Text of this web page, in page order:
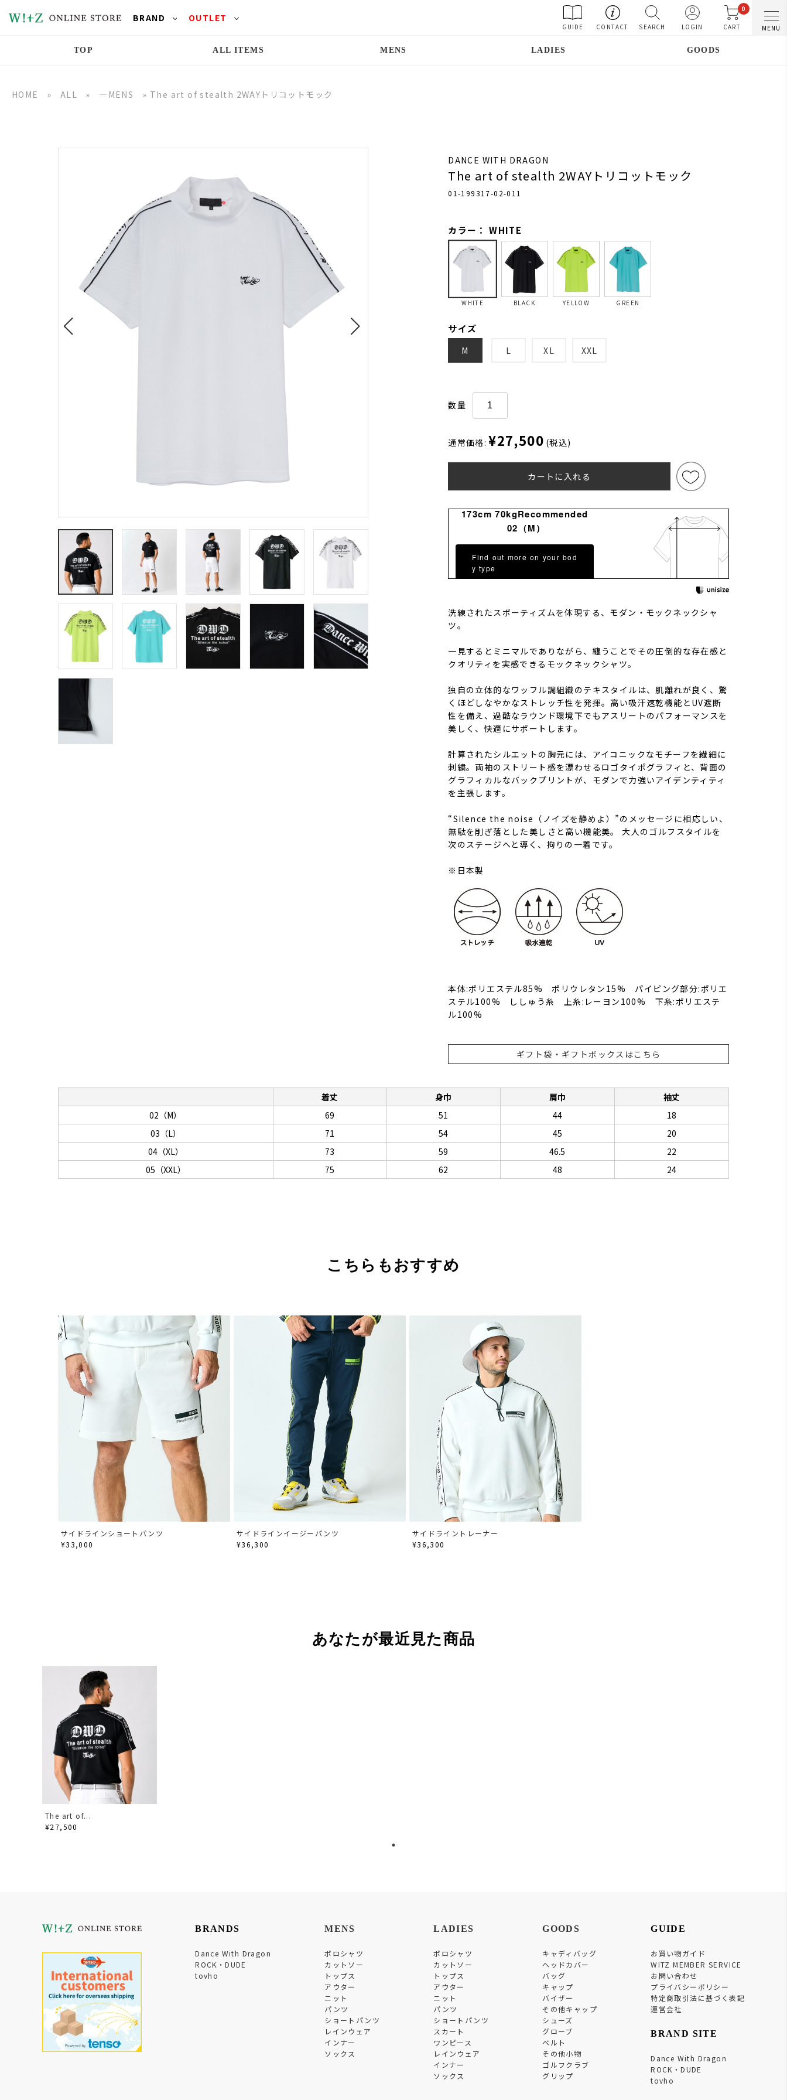
BRAND OUTLET
GUIDE CONTACT SEARCH LOGIN
0
CART MENU
TOP ALL ITEMS MENS LADIES GOODS
HOME » ALL » ―MENS » The art of stealth 2WAYトリコットモック
DANCE WITH DRAGON
The art of stealth 2WAYトリコットモック
01-199317-02-011
カラー： WHITE
WHITE BLACK YELLOW GREEN
サイズ
M L XL XXL
数量
通常価格: ¥27,500 (税込)
カートに入れる
173cm 70kgRecommended
02（M）
Find out more on your bod
y type
洗練されたスポーティズムを体現する、モダン・モックネックシャ
ツ。
一見するとミニマルでありながら、纏うことでその圧倒的な存在感と
クオリティを実感できるモックネックシャツ。
独自の立体的なワッフル調組織のテキスタイルは、肌離れが良く、驚
くほどしなやかなストレッチ性を発揮。高い吸汗速乾機能とUV遮断
性を備え、過酷なラウンド環境下でもアスリートのパフォーマンスを
美しく、快適にサポートします。
計算されたシルエットの胸元には、アイコニックなモチーフを繊細に
刺繍。両袖のストリート感を漂わせるロゴタイポグラフィと、背面の
グラフィカルなバックプリントが、モダンで力強いアイデンティティ
を主張します。
“Silence the noise（ノイズを静めよ）”のメッセージに相応しい、
無駄を削ぎ落とした美しさと高い機能美。 大人のゴルフスタイルを
次のステージへと導く、拘りの一着です。
※日本製
本体:ポリエステル85% ポリウレタン15% パイピング部分:ポリエ
ステル100% ししゅう糸 上糸:レーヨン100% 下糸:ポリエステ
ル100%
ギフト袋・ギフトボックスはこちら
着丈 身巾 肩巾
袖丈
02（M）
69 51 44
18
03（L）
71 54 45
20
04（XL）
73 59 46.5
22
05（XXL）
75 62 48 24
こちらもおすすめ
サイドラインショートパンツ
¥33,000
サイドラインイージーパンツ
¥36,300
サイドライントレーナー
¥36,300
あなたが最近見た商品
The art of...
¥27,500
BRANDS
Dance With Dragon
ROCK・DUDE
tovho
MENS
ポロシャツ
カットソー
トップス
アウター
ニット
パンツ
ショートパンツ
レインウェア
インナー
ソックス
LADIES
ポロシャツ
カットソー
トップス
アウター
ニット
パンツ
ショートパンツ
スカート
ワンピース
レインウェア
インナー
ソックス
GOODS
キャディバッグ
ヘッドカバー
バッグ
キャップ
バイザー
その他キャップ
シューズ
グローブ
ベルト
その他小物
ゴルフクラブ
グリップ
GUIDE
お買い物ガイド
WITZ MEMBER SERVICE
お問い合わせ
プライバシーポリシー
特定商取引法に基づく表記
運営会社
BRAND SITE
Dance With Dragon
ROCK・DUDE
tovho